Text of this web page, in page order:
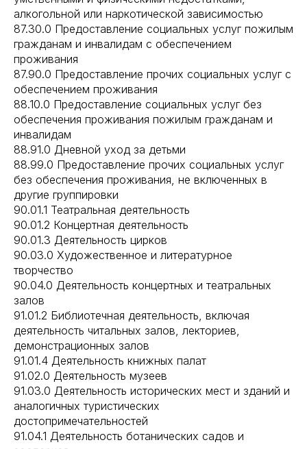
алкогольной или наркотической зависимостью
87.30.0 Предоставление социальных услуг пожилым
гражданам и инвалидам с обеспечением
проживания
87.90.0 Предоставление прочих социальных услуг с
обеспечением проживания
88.10.0 Предоставление социальных услуг без
обеспечения проживания пожилым гражданам и
инвалидам
88.91.0 Дневной уход за детьми
88.99.0 Предоставление прочих социальных услуг
без обеспечения проживания, не включенных в
другие группировки
90.01.1 Театральная деятельность
90.01.2 Концертная деятельность
90.01.3 Деятельность цирков
90.03.0 Художественное и литературное
творчество
90.04.0 Деятельность концертных и театральных
залов
91.01.2 Библиотечная деятельность, включая
деятельность читальных залов, лекториев,
демонстрационных залов
91.01.4 Деятельность книжных палат
91.02.0 Деятельность музеев
91.03.0 Деятельность исторических мест и зданий и
аналогичных туристических
достопримечательностей
91.04.1 Деятельность ботанических садов и